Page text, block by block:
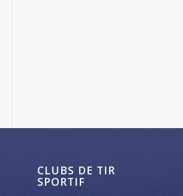
CLUBS DE TIR
SPORTIF